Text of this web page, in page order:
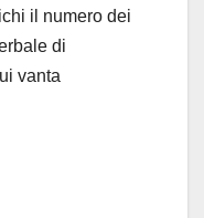
il numero dei
di
vanta